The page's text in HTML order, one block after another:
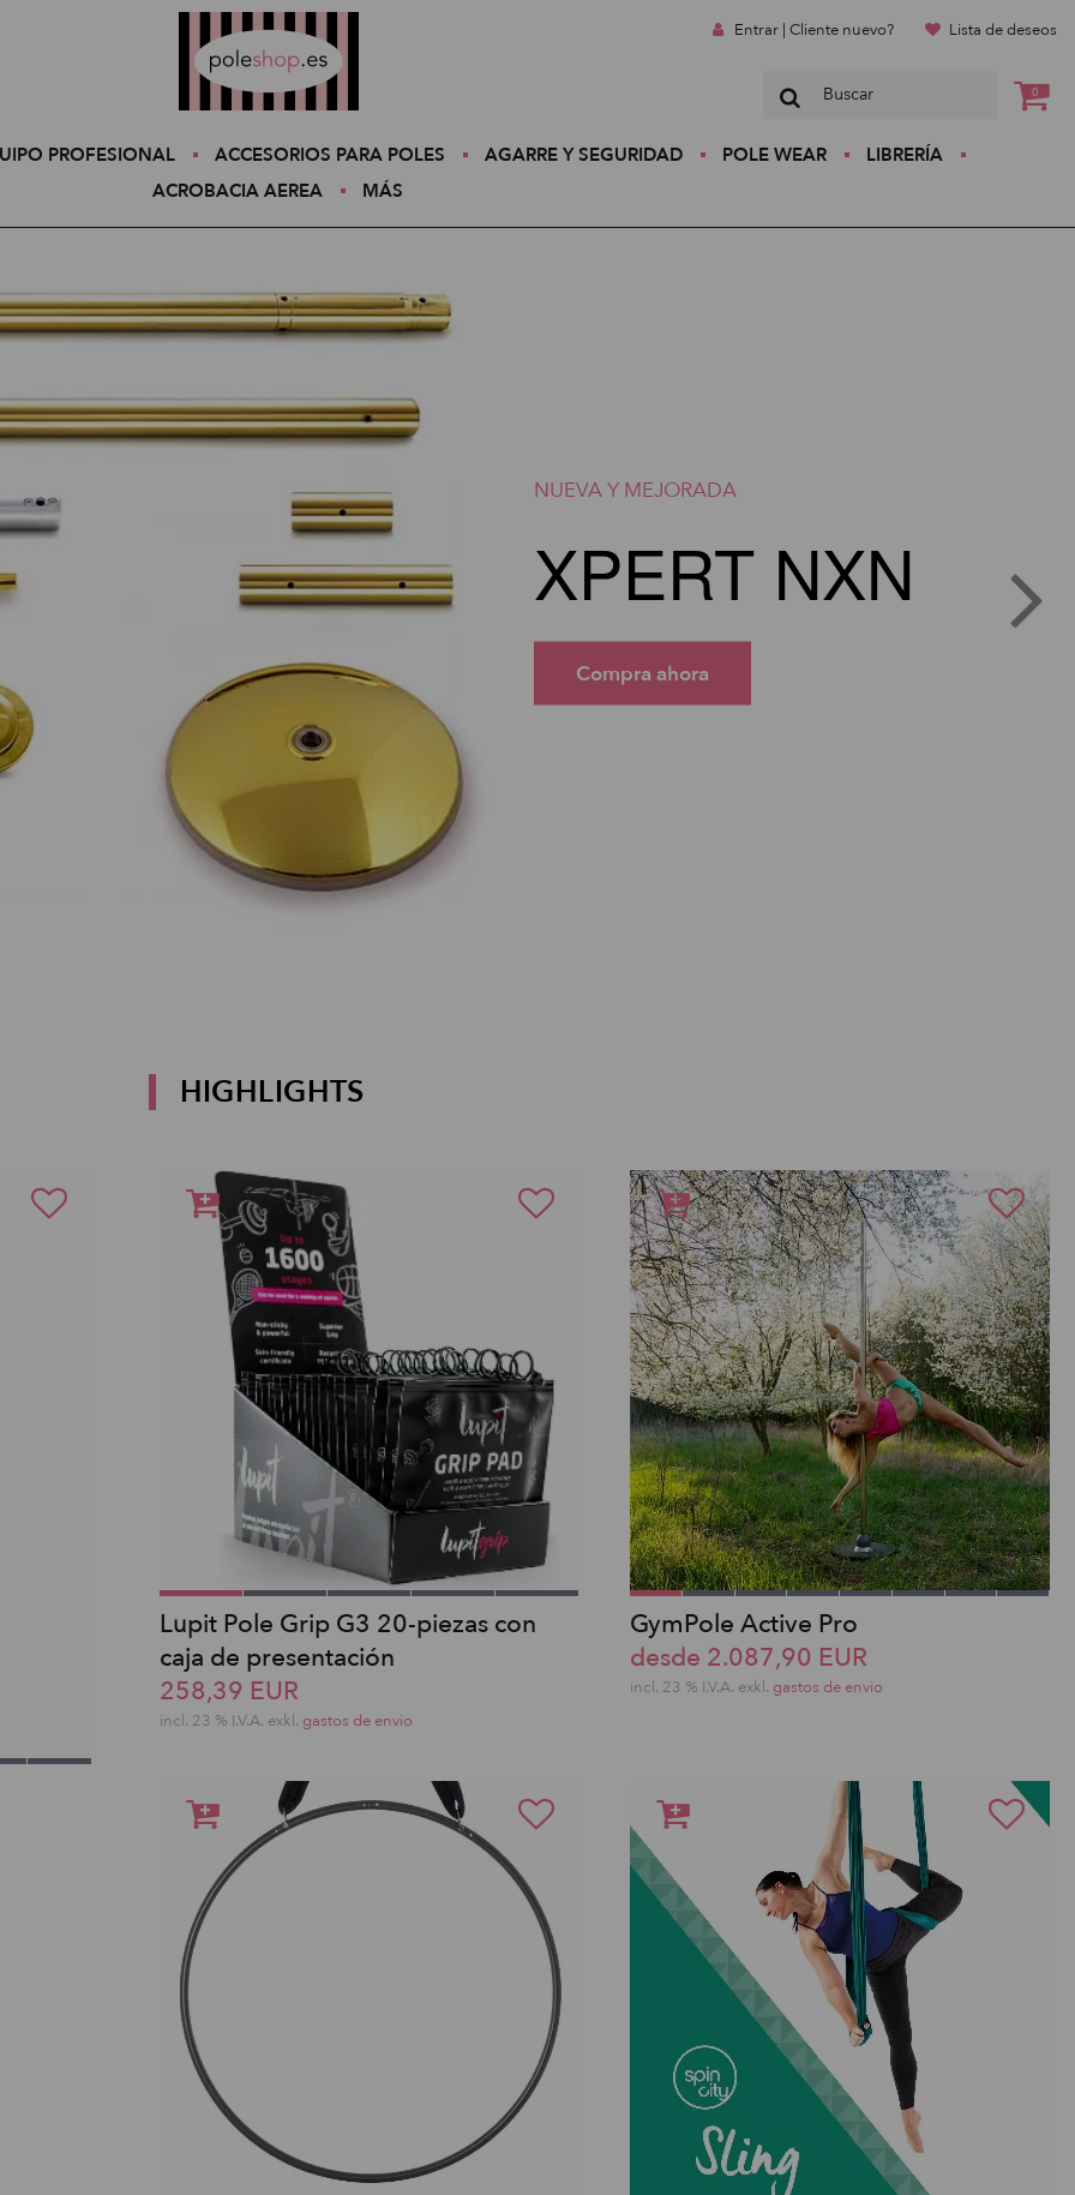
Entrar | Cliente nuevo? Lista de deseos
0
PROFESIONAL ACCESORIOS PARA POLES AGARRE Y SEGURIDAD POLE WEAR
LIBRERÍA
ACROBACIA AEREA
MÁS
NUEVA Y MEJORADA
XPERT NXN
Compra ahora
HIGHLIGHTS
Lupit Pole Grip G3 20-piezas con
caja de presentación
258,39 EUR
incl. 23 % I.V.A. exkl. gastos de envio
GymPole Active Pro
desde 2.087,90 EUR
incl. 23 % I.V.A. exkl. gastos de envio